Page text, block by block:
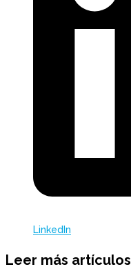
LinkedIn
Leer más artículos